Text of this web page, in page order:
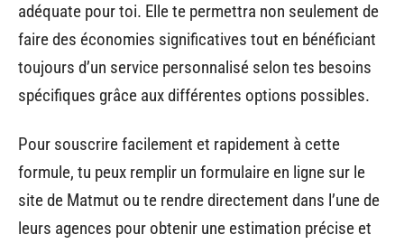
adéquate pour toi. Elle te permettra non seulement de
faire des économies significatives tout en bénéficiant
toujours d’un service personnalisé selon tes besoins
spécifiques grâce aux différentes options possibles.
Pour souscrire facilement et rapidement à cette
formule, tu peux remplir un formulaire en ligne sur le
site de Matmut ou te rendre directement dans l’une de
leurs agences pour obtenir une estimation précise et